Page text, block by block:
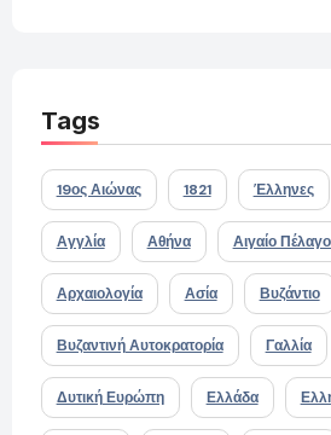
Tags
19ος Αιώνας 1821 Έλληνες
Αγγλία Αθήνα Αιγαίο
Αρχαιολογία Ασία Βυζάντιο
Βυζαντινή Αυτοκρατορία Γαλλία
Δυτική Ευρώπη Ελλάδα